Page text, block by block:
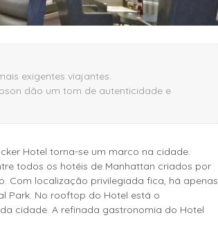
exigentes viajantes.
dão um tom de autenticidade e
Hotel torna-se um marco na cidade.
todos os hotéis de Manhattan criados por
Com localização privilegiada fica, há apenas
Park. No rooftop do Hotel está o
cidade. A refinada gastronomia do Hotel